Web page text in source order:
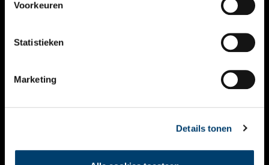
Voorkeuren
Statistieken
Marketing
Details tonen
KALENDER
THEMA’S
VIDEO’S
CONTACT